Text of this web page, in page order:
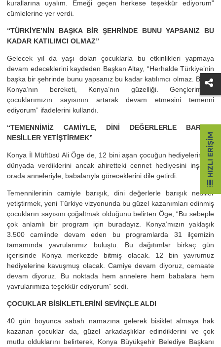
kurallarına uyalım. Emeği geçen herkese teşekkür ediyorum”
cümlelerine yer verdi.
“TÜRKİYE’NİN BAŞKA BİR ŞEHRİNDE BUNU YAPSANIZ BU
KADAR KATILIMCI OLMAZ”
Gelecek yıl da yaşı dolan çocuklarla bu etkinlikleri yapmaya
devam edeceklerini kaydeden Başkan Altay, “Herhalde Türkiye’nin
başka bir şehrinde bunu yapsanız bu kadar katılımcı olmaz. Bu da
Konya’nın bereketi, Konya’nın güzelliği. Gençlerimizin,
çocuklarımızın sayısının artarak devam etmesini temenni
ediyorum” ifadelerini kullandı.
“TEMENNİMİZ CAMİYLE, DİNİ DEĞERLERLE BARIŞIK
NESİLLER YETİŞTİRMEK”
Konya İl Müftüsü Ali Öge de, 12 bini aşan çocuğun hediyelerini bu
dünyada verdiklerini ancak ahiretteki cennet hediyesini inşallah
orada anneleriyle, babalarıyla göreceklerini dile getirdi.
Temennilerinin camiyle barışık, dini değerlerle barışık nesiller
yetiştirmek, yeni Türkiye vizyonunda bu güzel kazanımları edinmiş
çocukların sayısını çoğaltmak olduğunu belirten Öge, “Bu sebeple
çok anlamlı bir program için buradayız. Konya’mızın yaklaşık
3.500 camiinde devam eden bu programlarda 31 ilçemizin
tamamında yavrularımız buluştu. Bu dağıtımlar birkaç gün
içerisinde Konya merkezde bitmiş olacak. 12 bin yavrumuz
hediyelerine kavuşmuş olacak. Camiye devam diyoruz, cemaate
devam diyoruz. Bu noktada hem annelere hem babalara hem
yavrularımıza teşekkür ediyorum” sedi.
ÇOCUKLAR BİSİKLETLERİNİ SEVİNÇLE ALDI
40 gün boyunca sabah namazına gelerek bisiklet almaya hak
kazanan çocuklar da, güzel arkadaşlıklar edindiklerini ve çok
mutlu olduklarını belirterek, Konya Büyükşehir Belediye Başkanı
HIZLI ERIŞIM